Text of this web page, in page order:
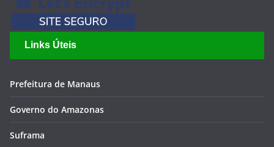
Links Úteis
Prefeitura de Manaus
Governo do Amazonas
Suframa